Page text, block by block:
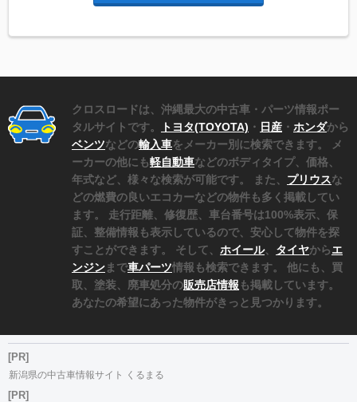
クロスロードは、沖縄最大の中古車・パーツ情報ポー
タルサイトです。
トヨタ(TOYOTA) ・ 日産 ・ ホンダから
ベンツなどの輸入車をメーカー別に検索できます。 メ
ーカーの他にも軽自動車などのボディタイプ、価格、
年式など、様々な検索が可能です。 また、 プリウスな
どの燃費の良いエコカーなどの物件も多く掲載してい
ます。 走行距離、修復歴、車台番号は100%表示、保
証、整備情報も表示しているので、安心して物件を探
すことができます。 そして、 ホイール、 タイヤからエ
ンジンまで車パーツ情報も検索できます。 他にも、買
取、塗装、廃車処分の販売店情報 も掲載しています。
あなたの希望にあった物件がきっと見つかります。
[PR]
新潟県の中古車情報サイト くるまる
[PR]